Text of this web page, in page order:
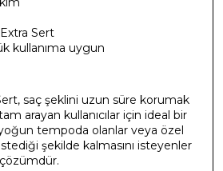
Sert
kullanıma uygun
saç şeklini uzun süre korumak
arayan kullanıcılar için ideal bir
tempoda olanlar veya özel
şekilde kalmasını isteyenler